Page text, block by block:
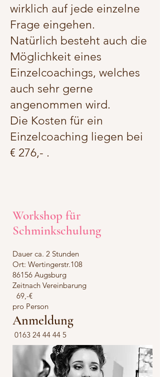
wirklich auf jede einzelne
Frage eingehen.
Natürlich besteht auch die
Möglichkeit eines
Einzelcoachings, welches
auch sehr gerne
angenommen wird.
Die Kosten für ein
Einzelcoaching liegen bei
€ 276,- .
Workshop für
Schminkschulung
Dauer ca. 2 Stunden
Ort: Wertingerstr.108
86156 Augsburg
Zeitnach Vereinbarung
69,-€
pro Person
Anmeldung
0163 24 44 44 5